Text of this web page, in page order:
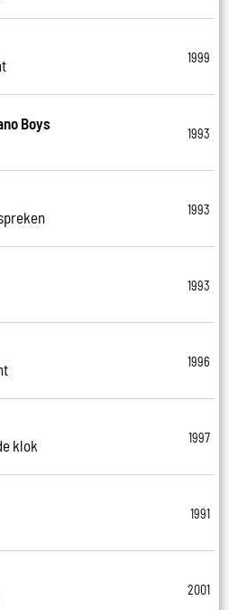
1999
Boys
1993
1993
1993
1996
klok
1997
1991
2001